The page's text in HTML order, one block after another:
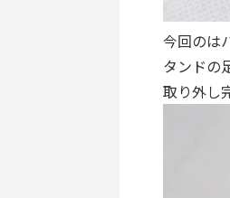
今回のは
タンドの
取り外し